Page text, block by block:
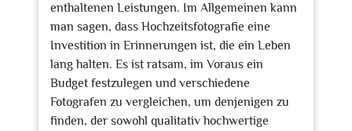
enthaltenen Leistungen. Im Allgemeinen kann
man sagen, dass Hochzeitsfotografie eine
Investition in Erinnerungen ist, die ein Leben
lang halten. Es ist ratsam, im Voraus ein
Budget festzulegen und verschiedene
Fotografen zu vergleichen, um denjenigen zu
finden, der sowohl qualitativ hochwertige